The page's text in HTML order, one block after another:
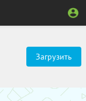
Загрузить